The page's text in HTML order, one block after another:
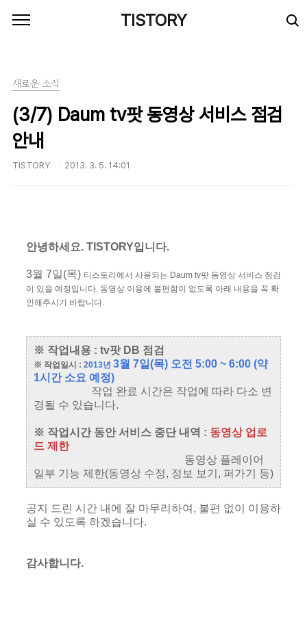
TISTORY
새로운 소식
(3/7) Daum tv팟 동영상 서비스 점검
안내
TISTORY 2013. 3. 5. 14:01
안녕하세요. TISTORY입니다.
3월 7일(목) 티스토리에서 사용되는 Daum tv팟 동영상 서비스 점검
이 있을 예정입니다. 동영상 이용에 불편함이 없도록 아래 내용을 꼭 확
인해주시기 바랍니다.
※ 작업내용 : tv팟 DB 점검
※ 작업일시 : 2013년 3월 7일(목) 오전 5:00 ~ 6:00 (약
1시간 소요 예정)
작업 완료 시간은 작업에 따라 다소 변
경될 수 있습니다.
※ 작업시간 동안 서비스 중단 내역 : 동영상 업로
드 제한
동영상 플레이어
일부 기능 제한(동영상 수정, 정보 보기, 퍼가기 등)
공지 드린 시간 내에 잘 마무리하여, 불편 없이 이용하
실 수 있도록 하겠습니다.
감사합니다.